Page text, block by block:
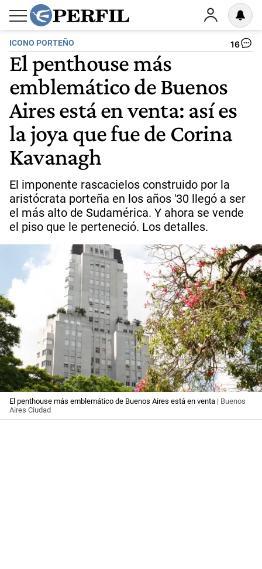
ICONO PORTEÑO 16
El penthouse más
emblemático de Buenos
Aires está en venta: así es
la joya que fue de Corina
Kavanagh
El imponente rascacielos construido por la
aristócrata porteña en los años '30 llegó a ser
el más alto de Sudamérica. Y ahora se vende
el piso que le perteneció. Los detalles.
El penthouse más emblemático de Buenos Aires está en venta | Buenos
Aires Ciudad